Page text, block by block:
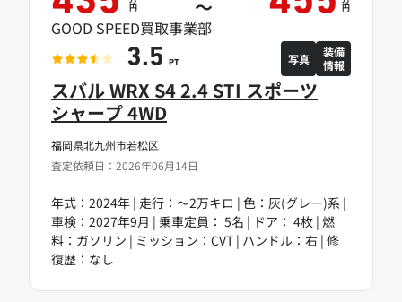
福岡県北九州市若松区
査定依頼日：2026年06月14日
スバル WRX S4 2.4 STI スポーツ
シャープ 4WD
年式：2024年 | 走行：～2万キロ | 色：灰(グレー)系 |
車検：2027年9月 | 乗車定員： 5名 | ドア： 4枚 | 燃
料：ガソリン | ミッション：CVT | ハンドル：右 | 修
復歴：なし
円 ～ 円
GOOD SPEED買取事業部
3.5 PT 写真
装備
情報